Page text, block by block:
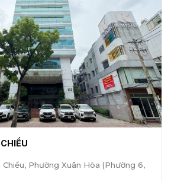
Phường Xuân Hòa (Phường 6,